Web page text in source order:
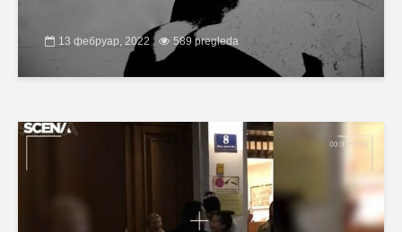
13 фебруар, 2022 589 pregleda